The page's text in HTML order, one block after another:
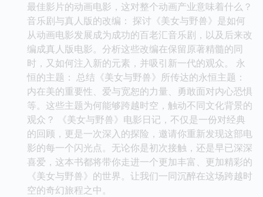
最佳影片的动画电影，这对整个动画产业意味着什么？
音乐剧与真人版的改编： 探讨《美女与野兽》是如何
从动画电影发展成为成功的百老汇音乐剧，以及后来改
编成真人版电影。分析这些改编在保留原著精髓的同
时，又如何注入新的元素，并吸引新一代的观众。 永
恒的主题： 总结《美女与野兽》所传达的永恒主题：
内在美的重要性、爱与宽恕的力量、勇敢面对内心恐惧
等。这些主题为何能够跨越时空，触动不同文化背景的
观众？ 《美女与野兽》电影日记，不仅是一份对经典
的回顾，更是一次深入的探险，邀请你重新发现这部电
影的每一个闪光点。无论你是初次接触，还是早已深深
喜爱，这本书都将带你走进一个更加丰富、更加精彩的
《美女与野兽》的世界。让我们一同沉醉在这场跨越时
空的奇幻旅程之中。